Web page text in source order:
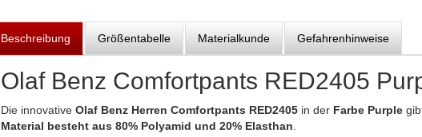
Beschreibung Größentabelle Materialkunde Gefahrenhinweise
Olaf Benz Comfortpants RED2405
Die innovative Olaf Benz Herren Comfortpants RED2405in der Farbe Purple
Material besteht aus 80% Polyamid und 20% Elasthan